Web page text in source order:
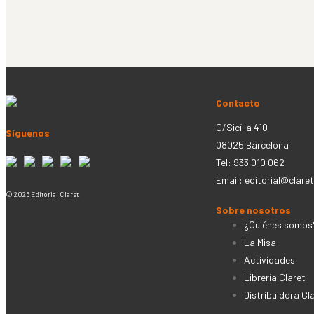
Síguenos
© 2026 Editorial Claret
Contacto
C/Sicília 410
08025 Barcelona
Tel: 933 010 062
Email:
Sobre nosotros
¿Quiénes
La Misa
Actividades
Librería Claret
Distribuidora